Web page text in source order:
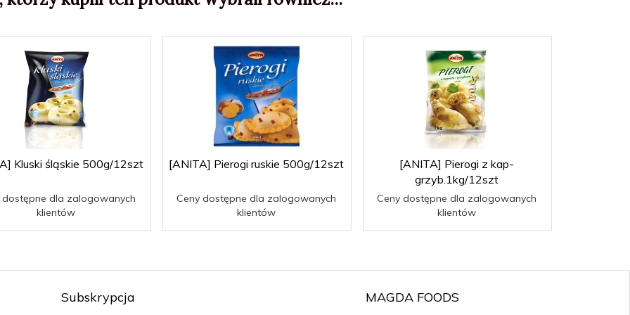
Kluski śląskie 500g/12szt
dostępne dla zalogowanych
klientów
[ANITA] Pierogi ruskie 500g/12szt
Ceny dostępne dla zalogowanych
klientów
[ANITA] Pierogi z kap-
grzyb.1kg/12szt
Ceny dostępne dla zalogowanych
klientów
Subskrypcja MAGDA FOODS